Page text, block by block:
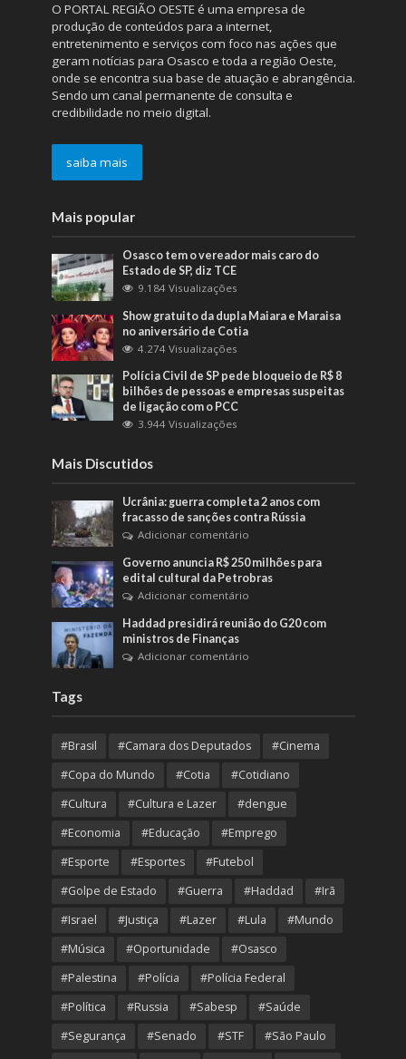
O PORTAL REGIÃO OESTE é uma empresa de
produção de conteúdos para a internet,
entretenimento e serviços com foco nas ações que
geram notícias para Osasco e toda a região Oeste,
onde se encontra sua base de atuação e abrangência.
Sendo um canal permanente de consulta e
credibilidade no meio digital.
saiba mais
Mais popular
Osasco tem o vereador mais caro do
Estado de SP, diz TCE
9.184 Visualizações
Show gratuito da dupla Maiara e Maraisa
no aniversário de Cotia
4.274 Visualizações
Polícia Civil de SP pede bloqueio de R$ 8
bilhões de pessoas e empresas suspeitas
de ligação com o PCC
3.944 Visualizações
Mais Discutidos
Ucrânia: guerra completa 2 anos com
fracasso de sanções contra Rússia
Adicionar comentário
Governo anuncia R$ 250 milhões para
edital cultural da Petrobras
Adicionar comentário
Haddad presidirá reunião do G20 com
ministros de Finanças
Adicionar comentário
Tags
#Brasil #Camara dos Deputados
#Cinema
#Copa do Mundo
#Cotia
#Cotidiano
#Cultura
#Cultura e Lazer
#dengue
#Economia
#Educação
#Emprego
#Esporte
#Esportes
#Futebol
#Golpe de Estado
#Guerra #Haddad
#Irã
#Israel
#Justiça #Lazer #Lula
#Mundo
#Música
#Oportunidade
#Osasco
#Palestina
#Polícia
#Polícia Federal
#Política
#Russia #Sabesp
#Saúde
#Segurança
#Senado #STF
#São Paulo